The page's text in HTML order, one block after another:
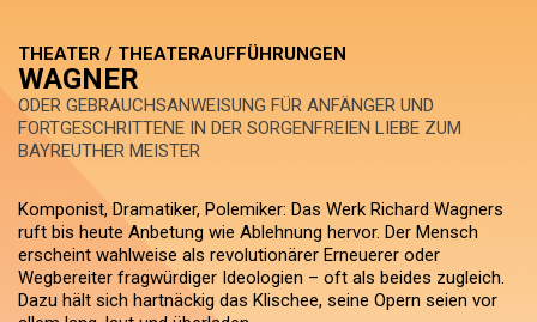
THEATER / THEATERAUFFÜHRUNGEN
WAGNER
ODER GEBRAUCHSANWEISUNG FÜR ANFÄNGER UND
FORTGESCHRITTENE IN DER SORGENFREIEN LIEBE ZUM
BAYREUTHER MEISTER
Komponist, Dramatiker, Polemiker: Das Werk Richard Wagners
ruft bis heute Anbetung wie Ablehnung hervor. Der Mensch
erscheint wahlweise als revolutionärer Erneuerer oder
Wegbereiter fragwürdiger Ideologien – oft als beides zugleich.
Dazu hält sich hartnäckig das Klischee, seine Opern seien vor